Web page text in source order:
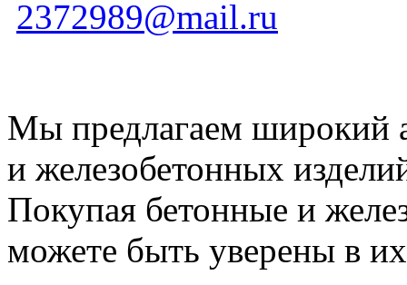
2372989@mail.ru
Мы предлагаем широкий
и железобетонных
Покупая бетонные и
можете быть уверены в их